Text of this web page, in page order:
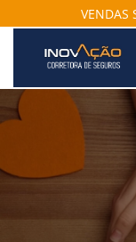
to
content
VENDAS